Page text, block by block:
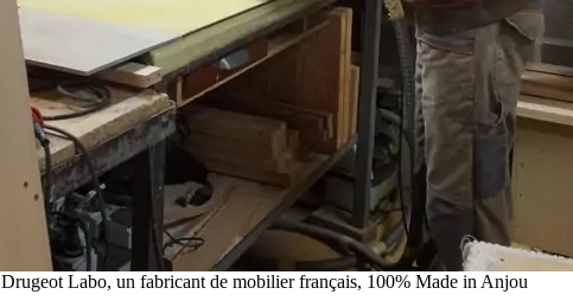
Drugeot Labo, un fabricant de mobilier français, 100% Made in Anjou